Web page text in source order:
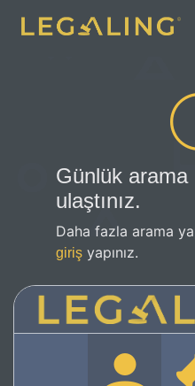
Günlük arama
ulaştınız.
Daha fazla arama
giriş yapınız.